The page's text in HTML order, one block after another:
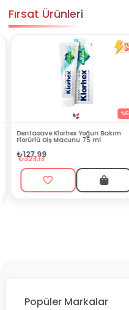
Fırsat Ürünleri
%60
Dentasave Klorhex Yoğun Bakım
Florürlü Diş Macunu 75 ml
₺127,99
₺323,13
Popüler Markalar